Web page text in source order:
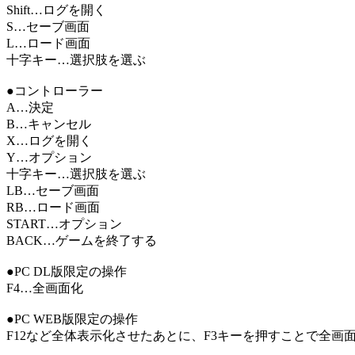
Shift…ログを開く
S…セーブ画面
L…ロード画面
十字キー…選択肢を選ぶ
●コントローラー
A…決定
B…キャンセル
X…ログを開く
Y…オプション
十字キー…選択肢を選ぶ
LB…セーブ画面
RB…ロード画面
START…オプション
BACK…ゲームを終了する
●PC DL版限定の操作
F4…全画面化
●PC WEB版限定の操作
F12など全体表示化させたあとに、F3キーを押すことで全画